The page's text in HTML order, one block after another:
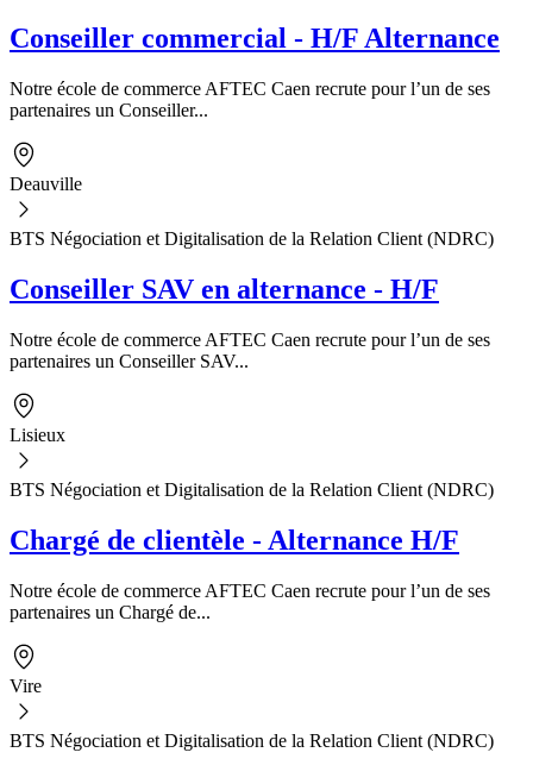
Conseiller commercial - H/F Alternance
Notre école de commerce AFTEC Caen recrute pour l’un de ses
partenaires un Conseiller...
Deauville
BTS Négociation et Digitalisation de la Relation Client (NDRC)
Conseiller SAV en alternance - H/F
Notre école de commerce AFTEC Caen recrute pour l’un de ses
partenaires un Conseiller SAV...
Lisieux
BTS Négociation et Digitalisation de la Relation Client (NDRC)
Chargé de clientèle - Alternance H/F
Notre école de commerce AFTEC Caen recrute pour l’un de ses
partenaires un Chargé de...
Vire
BTS Négociation et Digitalisation de la Relation Client (NDRC)